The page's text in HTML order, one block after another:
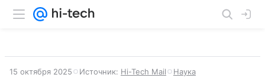
15 октября 2025 Источник: Hi-Tech Mail Наука